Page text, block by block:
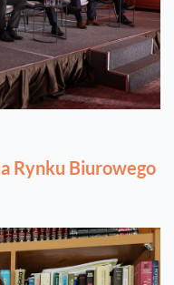
Rynku Biurowego